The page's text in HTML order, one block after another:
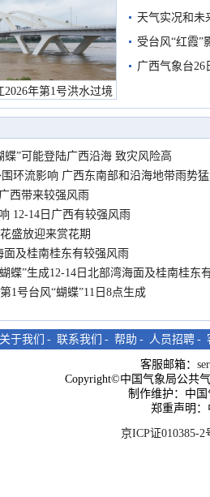
2026年第1号洪水过境
岸见证汛况
天气实况和未
受台风“红霞”
有较强降雨
广西气象台26
蝶”可能登陆广西沿海 致灾风险高
围环流影响 广西东南部和沿海地带雨势
西带来较强风雨
12-14日广西有较强风雨
盛放迎来赏花期
面及桂南桂东有较强风雨
蝶”生成12-14日北部湾海面及桂南桂东
1号台风“蝴蝶”11日8点生成
关于我们 - 联系我们 - 帮助 - 人员招聘 -
客服邮箱：
Copyright©中国气象局公共
制作维护：中
郑重声明
京ICP证010385-2